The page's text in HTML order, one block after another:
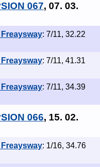
067, 07. 03.
: 7/11, 32.22
: 7/11, 41.31
: 7/11, 34.39
066, 15. 02.
: 1/16, 34.76